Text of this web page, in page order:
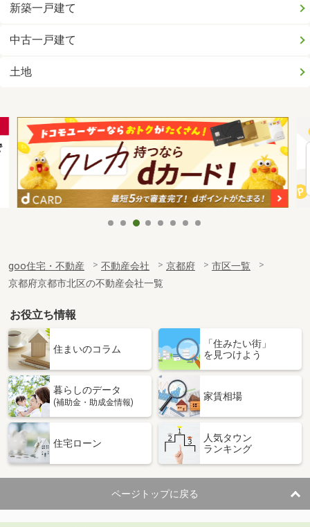
新築一戸建て
中古一戸建て
土地
goo住宅・不動産 不動産会社 京都府
市区一覧
京都府京都市北区の不動産会社一覧
お役立ち情報
住まいのコラム
「住みたい街」
を見つけよう
暮らしのデータ
(補助金・助成金情報)
家賃相場
住宅ローン
人気タウン
ランキング
ページトップに戻る